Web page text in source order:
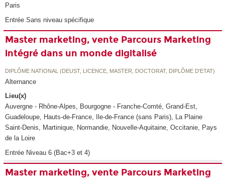
Paris
Entrée Sans niveau spécifique
Master marketing, vente Parcours Marketing
intégré dans un monde digitalisé
DIPLÔME NATIONAL (DEUST, LICENCE, MASTER, DOCTORAT, DIPLÔME D'ETAT)
Alternance
Lieu(x)
Auvergne - Rhône-Alpes, Bourgogne - Franche-Comté, Grand-Est,
Guadeloupe, Hauts-de-France, Ile-de-France (sans Paris), La Plaine
Saint-Denis, Martinique, Normandie, Nouvelle-Aquitaine, Occitanie, Pays
de la Loire
Entrée Niveau 6 (Bac+3 et 4)
Master marketing, vente Parcours Marketing